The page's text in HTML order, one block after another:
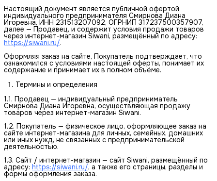
Настоящий документ является публичной офертой
индивидуального предпринимателя Смирнова Диана
Игоревна, ИНН 231513207092, ОГРНИП 317237500357907,
далее — Продавец, и содержит условия продажи товаров
через интернет-магазин Siwani, размещённый по адресу:
https://siwani.ru/.
Оформляя заказ на сайте, Покупатель подтверждает, что
ознакомился с условиями настоящей оферты, понимает их
содержание и принимает их в полном объёме.
Термины и определения
1.1. Продавец — индивидуальный предприниматель
Смирнова Диана Игоревна, осуществляющая продажу
товаров через интернет-магазин Siwani.
1.2. Покупатель — физическое лицо, оформляющее заказ на
сайте интернет-магазина для личных, семейных, домашних
или иных нужд, не связанных с предпринимательской
деятельностью.
1.3. Сайт / интернет-магазин — сайт Siwani, размещённый по
адресу: https://siwani.ru/, а также его страницы, разделы и
формы оформления заказа.